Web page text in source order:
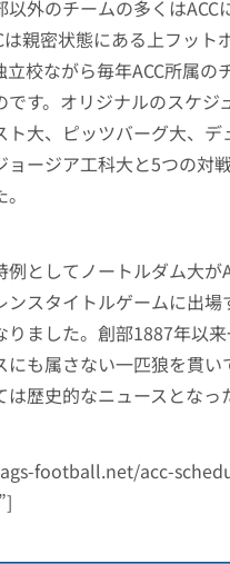
外のチームの多くはACC
は親密状態にある上フット
校ながら毎年ACC所属の
です。オリジナルのスケジ
大、ピッツバーグ大、デ
ョージア工科大と5つの対
としてノートルダム大が
ンスタイトルゲームに出場
りました。創部1887年以
にも属さない一匹狼を貫い
は歴史的なニュースとなっ
football.net/acc-